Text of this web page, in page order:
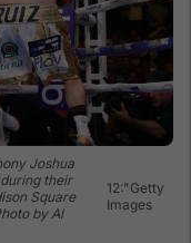
Joshua
their
Square
by Al
12:"Getty
Images